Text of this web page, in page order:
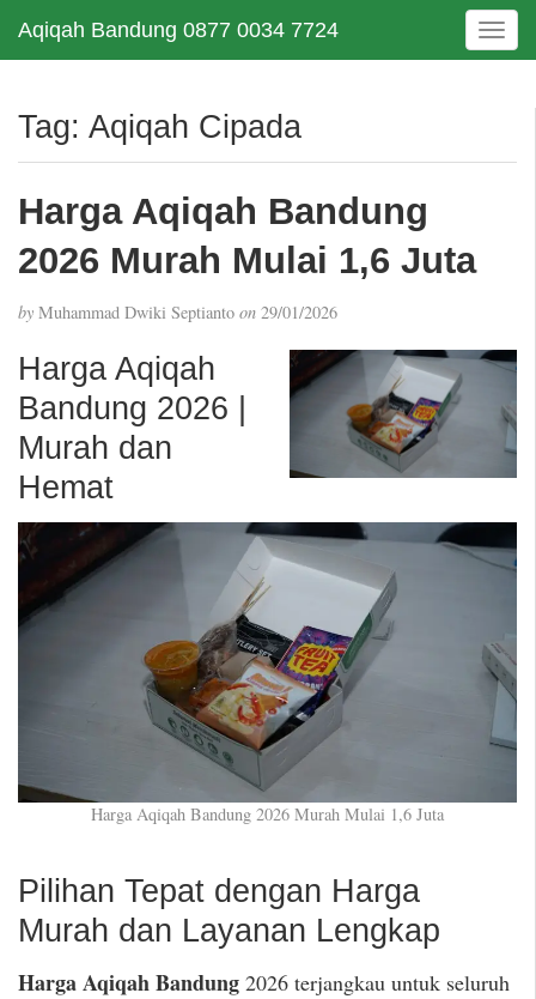
Aqiqah Bandung 0877 0034 7724
T
o
e
t
Tag: Aqiqah Cipada
Harga Aqiqah Bandung
2026 Murah Mulai 1,6 Juta
by Muhammad Dwiki Septianto on 29/01/2026
Harga Aqiqah
Bandung 2026 |
Murah dan
Hemat
Harga Aqiqah Bandung 2026 Murah Mulai 1,6 Juta
Pilihan Tepat dengan Harga
Murah dan Layanan Lengkap
Harga Aqiqah Bandung 2026 terjangkau untuk seluruh